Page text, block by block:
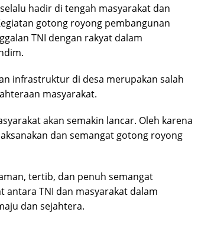
hadir di tengah masyarakat dan
gotong royong pembangunan
TNI dengan rakyat dalam
infrastruktur di desa merupakan salah
masyarakat.
akan semakin lancar. Oleh karena
dan semangat gotong royong
tertib, dan penuh semangat
antara TNI dan masyarakat dalam
dan sejahtera.